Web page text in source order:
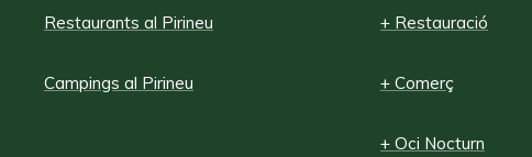
Restaurants al Pirineu
Campings al Pirineu
+ Restauració
+ Comerç
+ Oci Nocturn